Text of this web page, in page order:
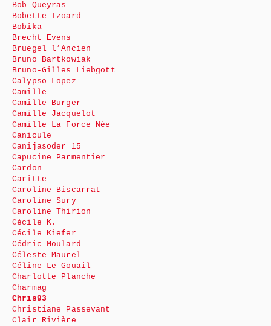
Bob Queyras
Bobette Izoard
Bobika
Brecht Evens
Bruegel l’Ancien
Bruno Bartkowiak
Bruno-Gilles Liebgott
Calypso Lopez
Camille
Camille Burger
Camille Jacquelot
Camille La Force Née
Canicule
Canijasoder 15
Capucine Parmentier
Cardon
Caritte
Caroline Biscarrat
Caroline Sury
Caroline Thirion
Cécile K.
Cécile Kiefer
Cédric Moulard
Céleste Maurel
Céline Le Gouail
Charlotte Planche
Charmag
Chris93
Christiane Passevant
Clair Rivière